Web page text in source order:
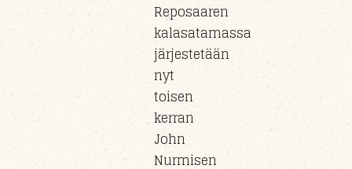
Reposaaren
kalasatamassa
järjestetään
nyt
toisen
kerran
John
Nurmisen